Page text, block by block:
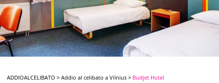
ADDIOALCELIBATO >Addio al celibato a Vilnius > Budjet Hotel